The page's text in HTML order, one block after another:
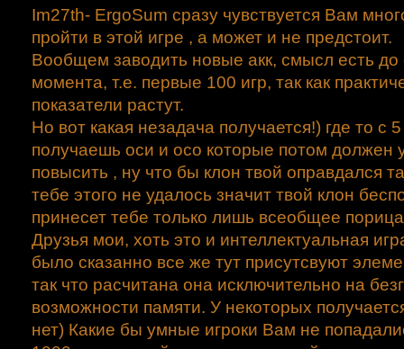
Im27th- ErgoSum сразу чувствуется Вам
пройти в этой игре , а может и не предстоит.
Вообщем заводить новые акк, смысл есть до
момента, т.е. первые 100 игр, так как
показатели растут.
Но вот какая незадача получается!) где то с
получаешь оси и осо которые потом должен
повысить , ну что бы клон твой оправдался
тебе этого не удалось значит твой клон
принесет тебе только лишь всеобщее
Друзья мои, хоть это и интеллектуальная
было сказанно все же тут присутсвуют
так что расчитана она исключительно на
возможности памяти. У некоторых
нет) Какие бы умные игроки Вам не